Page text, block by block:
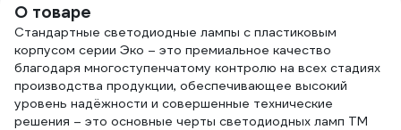
О товаре
Стандартные светодиодные лампы с пластиковым
корпусом серии Эко – это премиальное качество
благодаря многоступенчатому контролю на всех стадиях
производства продукции, обеспечивающее высокий
уровень надёжности и совершенные технические
решения – это основные черты светодиодных ламп ТМ